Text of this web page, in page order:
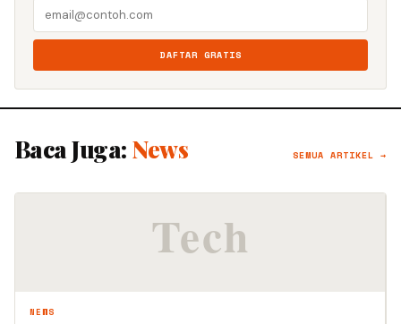
DAFTAR GRATIS
Baca Juga: News SEMUA ARTIKEL →
NEWS